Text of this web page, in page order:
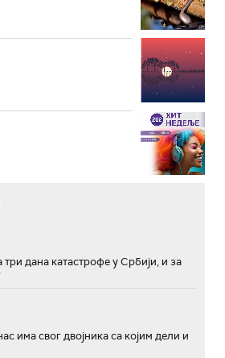
дана катастрофе у Србији, и за
има свог двојника са којим дели и